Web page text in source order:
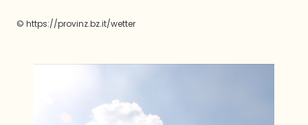
© https://provinz.bz.it/wetter